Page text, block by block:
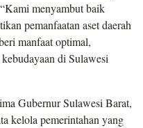
menyambut baik
pemanfaatan aset daerah
manfaat optimal,
di Sulawesi
Gubernur Sulawesi Barat,
kelola pemerintahan yang